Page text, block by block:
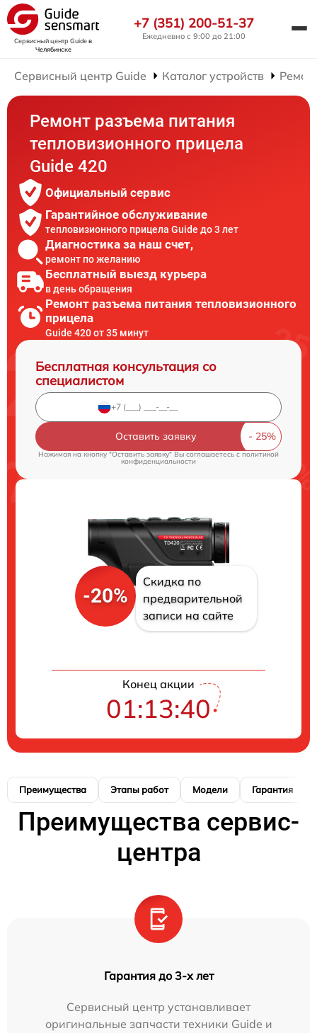
Сервисный центр Guideв
Челябинске
+7 (351) 200-51-37
Ежедневно с 9:00 до 21:00
Сервисный центр Guide Каталог устройств
Ремонт разъема питания
тепловизионного прицела
Guide 420
Официальный сервис
Гарантийное обслуживание
тепловизионного прицела Guide до 3 лет
Диагностика за наш счет,
ремонт по желанию
Бесплатный выезд курьера
в день обращения
Ремонт разъема питания тепловизионного
прицела
Guide 420 от 35 минут
Бесплатная консультация со
специалистом
Оставить заявку
Нажимая на кнопку "Оставить заявку" Вы соглашаетесь cполитикой
конфиденциальности
-20%
Скидка по
предварительной
записи на сайте
Конец акции
01:13:40
Преимущества Этапы работ Модели Гарантия
Преимущества сервис-
центра
Гарантия до 3-х лет
Сервисный центр устанавливает
оригинальные запчасти техники Guide и